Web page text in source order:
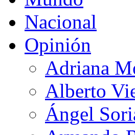
Nacional
Opinión
Adriana
Alberto
Ángel